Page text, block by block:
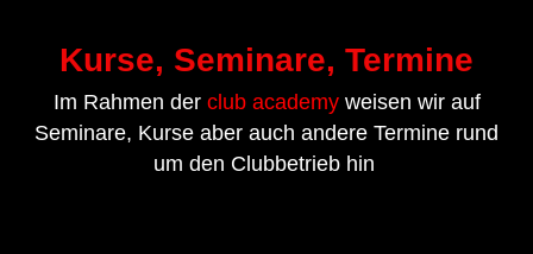
Kurse, Seminare, Termine
Im Rahmen der club academyweisen wir auf
Seminare, Kurse aber auch andere Termine rund
um den Clubbetrieb hin